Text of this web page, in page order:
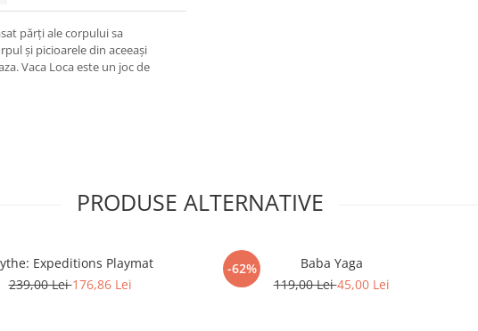
părți ale corpului sa
și picioarele din aceeași
Vaca Loca este un joc de
PRODUSE ALTERNATIVE
Expeditions Playmat
239,00 Lei176,86 Lei
-62%
Baba Yaga
119,00 Lei45,00 Lei